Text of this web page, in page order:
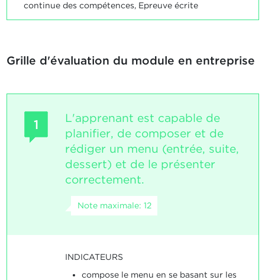
continue des compétences, Epreuve écrite
Grille d'évaluation du module en entreprise
1
L'apprenant est capable de
planifier, de composer et de
rédiger un menu (entrée, suite,
dessert) et de le présenter
correctement.
Note maximale: 12
INDICATEURS
compose le menu en se basant sur les